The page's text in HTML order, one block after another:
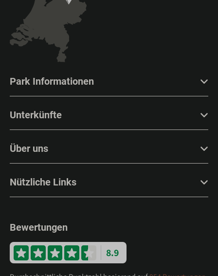
Park Informationen
Unterkünfte
Über uns
Nützliche Links
Bewertungen
8.9